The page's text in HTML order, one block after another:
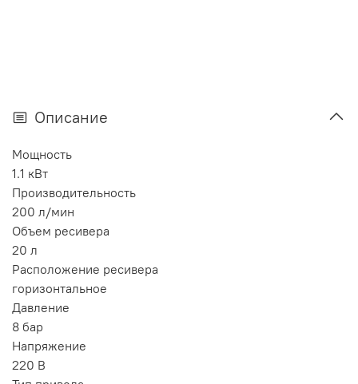
Описание
Мощность
1.1 кВт
Производительность
200 л/мин
Объем ресивера
20 л
Расположение ресивера
горизонтальное
Давление
8 бар
Напряжение
220 В